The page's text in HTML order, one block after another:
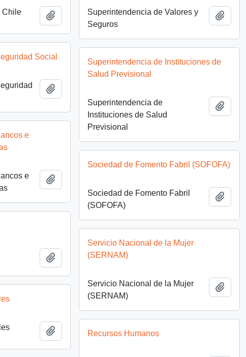
Chile Añadir al portapapeles
Superintendencia de Valores y
Seguros
Social
Añadir al portapapeles
Superintendencia de Instituciones de
Salud Previsional
Superintendencia de
Instituciones de Salud
Previsional
e
e
Añadir al portapapeles
Sociedad de Fomento Fabril (SOFOFA)
Sociedad de Fomento Fabril
(SOFOFA)
Añadir al portapapeles
Servicio Nacional de la Mujer
(SERNAM)
Servicio Nacional de la Mujer
(SERNAM)
Añadir al portapapeles
Recursos Humanos